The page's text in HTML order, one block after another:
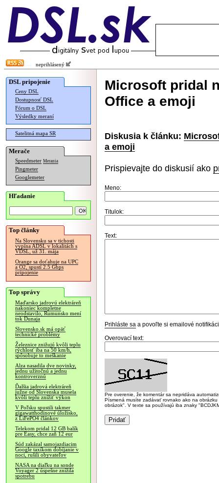
neprihlásený
DSL pripojenie
Ceny DSL
Dostupnosť DSL
Fórum o DSL
Výsledky meraní
Satelitná mapa SR
Merače
Speedmeter Merania
Pingmeter
Googlemeter
Hľadanie
Top články
Na Slovensku sa v tichosti
vypína ADSL v lokalitách s
VDSL, už 31. mája
Orange sa doťahuje na UPC
a O2, spustí 2.5 Gbps
pripojenie
Top správy
Maďarsko jadrovú elektráreň
nakoniec kompletne
neodstavilo, Rumunsko mení
tok Dunaja
Slovensko.sk má opäť
technické problémy
Železnice znižujú kvôli teplu
rýchlosť iba na 50 km/h,
spôsobuje to meškanie
Alza nasadila dve novinky,
jednu užitočnú a jednu
kontroverznú
Ďalšia jadrová elektráreň
južne od Slovenska musela
kvôli teplu znížiť výkon
V Poľsku spustili takmer
gigawatthodinové úložisko,
z LiFePO4 článkov
Telekom pridal 12 GB balík
pre Easy, chce zaň 12 eur
Súd zakázal samojazdiacim
Google taxíkom dobíjanie v
noci, rušili obyvateľov
NASA na diaľku na sonde
Voyager 2 úspešne znížila
spotrebu
Microsoft pridal
Office a emoji
Diskusia k článku:
a emoji
Prispievajte do diskusií ako
Meno:
Titulok:
Text:
Prihláste sa a povoľte si emailové
Overovací text:
Pre overenie, že komentár sa nepridáva
Písmená musíte zadávať rovnako ako na
obrázok". V texte sa používajú iba znaky